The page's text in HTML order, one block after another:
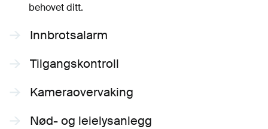
behovet ditt.
Innbrotsalarm
Tilgangskontroll
Kameraovervaking
Nød- og leielysanlegg